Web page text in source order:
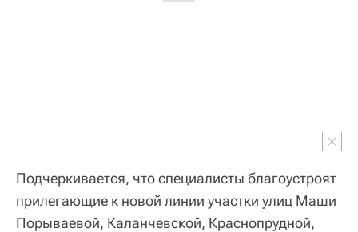
Подчеркивается, что специалисты благоустроят
прилегающие к новой линии участки улиц Маши
Порываевой, Каланчевской, Краснопрудной,